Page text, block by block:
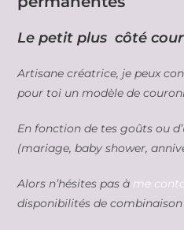
Le petit plus côté
Artisane créatrice, je peux
pour toi un modèle de
En fonction de tes goûts ou
(mariage, baby shower,
Alors n’hésites pas à me
disponibilités de